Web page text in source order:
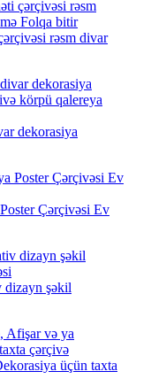
rəsm divar
dekorasiya
Çərçivəsi Ev
dizayn şəkil
üçün taxta